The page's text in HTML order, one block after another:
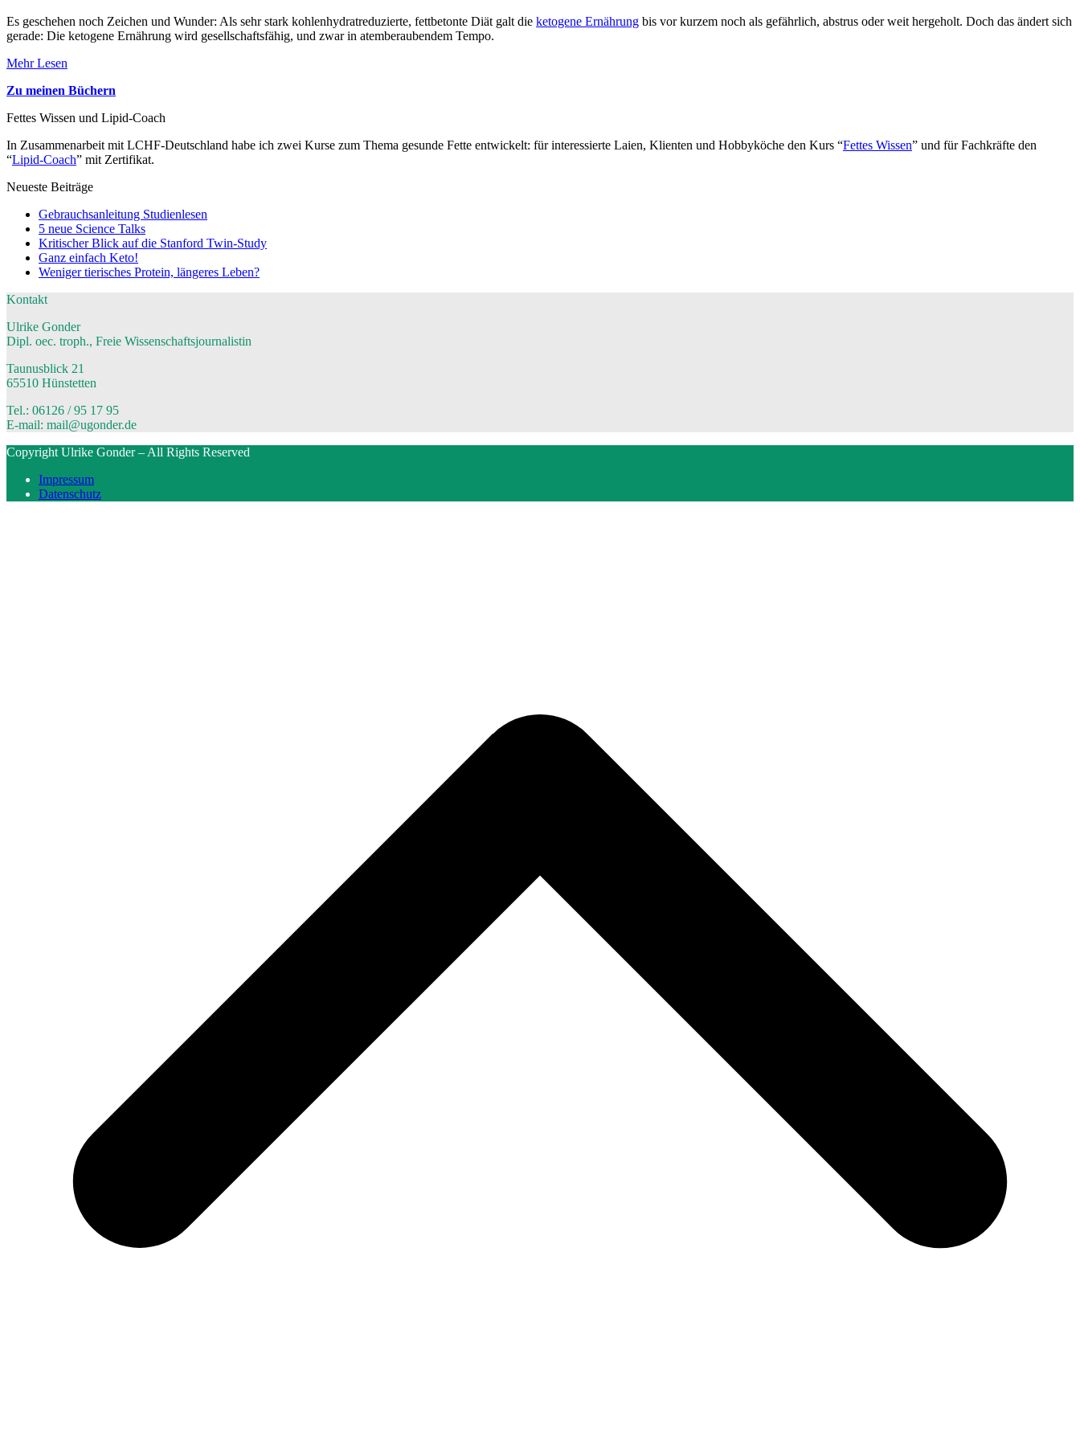
Es geschehen noch Zeichen und Wunder: Als sehr stark kohlenhydratreduzierte, fettbetonte Diät galt die ketogene Ernährung bis vor kurzem noch als gefährlich, abstrus oder weit hergeholt. Doch das ändert sich
gerade: Die ketogene Ernährung wird gesellschaftsfähig, und zwar in atemberaubendem Tempo.
Mehr Lesen
Zu meinen Büchern
Fettes Wissen und Lipid-Coach
In Zusammenarbeit mit LCHF-Deutschland habe ich zwei Kurse zum Thema gesunde Fette entwickelt: für interessierte Laien, Klienten und Hobbyköche den Kurs “Fettes Wissen” und für Fachkräfte den
“Lipid-Coach” mit Zertifikat.
Neueste Beiträge
Gebrauchsanleitung Studienlesen
5 neue Science Talks
Kritischer Blick auf die Stanford Twin-Study
Ganz einfach Keto!
Weniger tierisches Protein, längeres Leben?
Kontakt
Ulrike Gonder
Dipl. oec. troph., Freie Wissenschaftsjournalistin
Taunusblick 21
65510 Hünstetten
Tel.: 06126 / 95 17 95
E-mail: mail@ugonder.de
Copyright Ulrike Gonder – All Rights Reserved
Impressum
Datenschutz